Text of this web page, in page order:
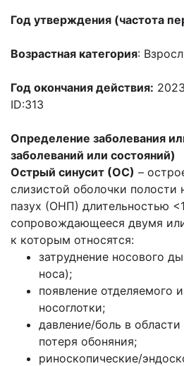
Год утверждения (частота
Возрастная категория:
Год окончания действия: 2023
ID:313
Определение заболевания
заболеваний или состояний)
Острый синусит (ОС) –
слизистой оболочки полости
пазух (ОНП) длительностью
сопровождающееся двумя
к которым относятся:
затруднение носового
носа);
появление отделяемого
носоглотки;
давление/боль в
потеря обоняния;
риноскопические/